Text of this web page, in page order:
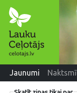
Jaunumi